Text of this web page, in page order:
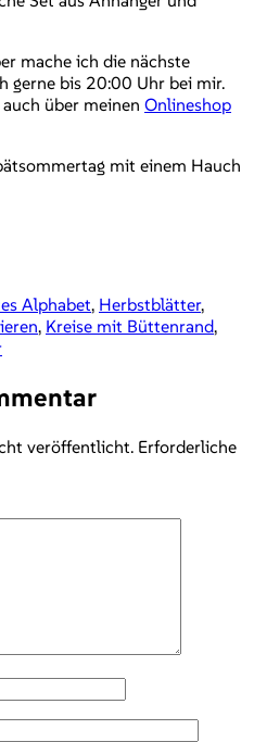
mache ich die nächste
gerne bis 20:00 Uhr bei mir.
über meinen Onlineshop
mit einem Hauch
Alphabet, Herbstblätter,
, Kreise mit Büttenrand,
veröffentlicht. Erforderliche